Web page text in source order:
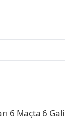
6 Maçta 6